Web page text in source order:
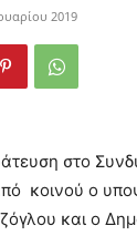
2019
στο
κοινού ο
και ο